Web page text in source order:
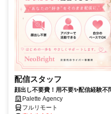
配信スタッフ
顔出し不要費！用不要✨配信経験
Palette Agency
フルリモート